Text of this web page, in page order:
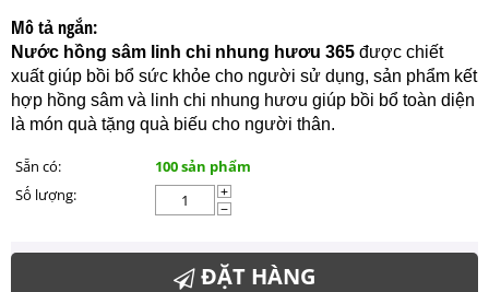
Mô tả ngắn:
Nước hồng sâm linh chi nhung hươu 365 được chiết
xuất giúp bồi bổ sức khỏe cho người sử dụng, sản phẩm kết
hợp hồng sâm và linh chi nhung hươu giúp bồi bổ toàn diện
là món quà tặng quà biếu cho người thân.
Sẵn có:
100 sản phẩm
Số lượng:
+
−
ĐẶT HÀNG